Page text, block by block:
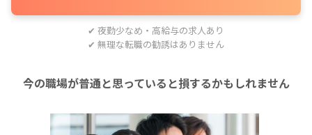
✔ 夜勤少なめ・高給与の求人あり
✔ 無理な転職の勧誘はありません
今の職場が普通と思っていると損するかもしれません